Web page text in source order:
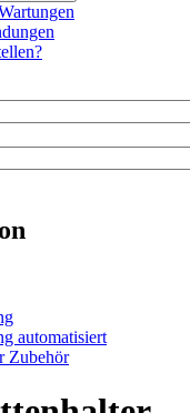
automatisiert
Zubehör